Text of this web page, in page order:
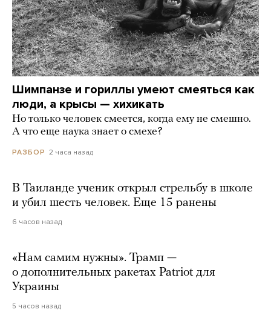
Шимпанзе и гориллы умеют смеяться как
люди, а крысы — хихикать
Но только человек смеется, когда ему не смешно.
А что еще наука знает о смехе?
РАЗБОР 2 часа назад
В Таиланде ученик открыл стрельбу в школе
и убил шесть человек. Еще 15 ранены
6 часов назад
«Нам самим нужны». Трамп —
о дополнительных ракетах Patriot для
Украины
5 часов назад